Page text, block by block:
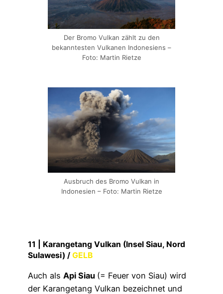
Der Bromo Vulkan zählt zu den
bekanntesten Vulkanen Indonesiens –
Foto: Martin Rietze
Ausbruch des Bromo Vulkan in
Indonesien – Foto: Martin Rietze
11 | Karangetang Vulkan (Insel Siau, Nord
Sulawesi) / GELB
Auch als Api Siau (= Feuer von Siau) wird
der Karangetang Vulkan bezeichnet und